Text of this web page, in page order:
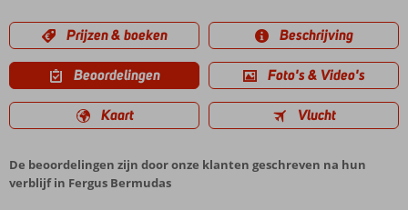
Prijzen & boeken Beschrijving
Beoordelingen Foto's & Video's
Kaart Vlucht
De beoordelingen zijn door onze klanten geschreven na hun
verblijf in Fergus Bermudas